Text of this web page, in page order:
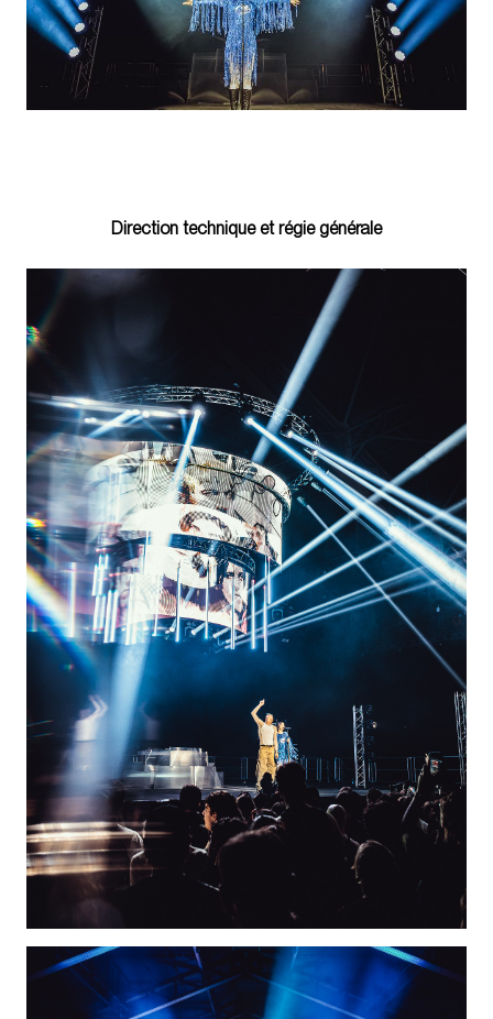
Direction technique et régie générale